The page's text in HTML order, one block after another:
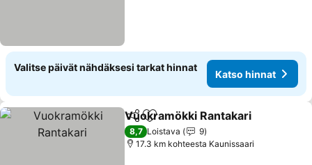
Valitse päivät nähdäksesi tarkat hinnat
Katso hinnat
Jaa Lisää suosikkeihin
Vuokramökki Rantakari
8,7 Loistava
9
17.3 km kohteesta Kaunissaari